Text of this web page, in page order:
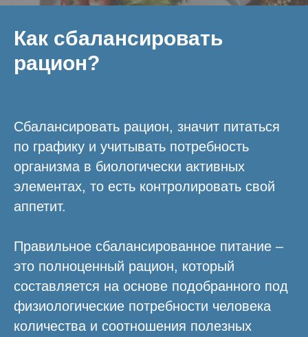
Как сбалансировать
рацион?
Сбалансировать рацион, значит питаться
по графику и учитывать потребность
организма в биологически активных
элементах, то есть контролировать свой
аппетит.
Правильное сбалансированное питание –
это полноценный рацион, который
составляется на основе подобранного под
физиологические потребности человека
количества и соотношения полезных